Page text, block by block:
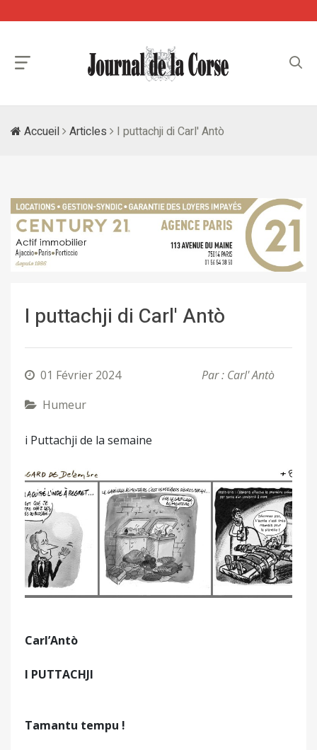
Accueil Articles I puttachji di Carl' Antò
I puttachji di Carl' Antò
01 Février 2024
Par : Carl' Antò
Humeur
i Puttachji de la semaine
Carl’Antò
I PUTTACHJI
Tamantu tempu !